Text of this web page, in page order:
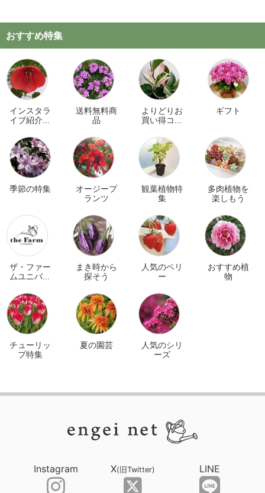
おすすめ特集
インスタラ
イブ紹介商
送料無料商
品
よりどりお
買い得コー
ギフト
季節の特集
オージープ
ランツ
観葉植物特
集
多肉植物を
楽しもう
ザ・ファー
ムユニバー
イン
まき時から
探そう
人気のベリ
ー
おすすめ植
物
チューリッ
プ特集
夏の園芸
人気のシリ
ーズ
Instagram X(旧Twitter) LINE